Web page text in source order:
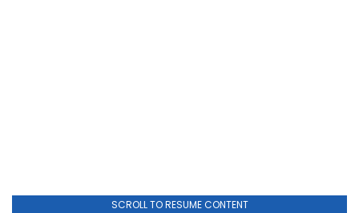
SCROLL TO RESUME CONTENT